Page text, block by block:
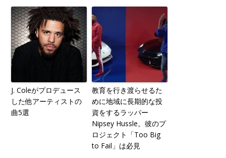
J. Coleがプロデュース
した他アーティストの
曲5選
教育を行き渡らせるた
めに地域に長期的な投
資をするラッパー
Nipsey Hussle。彼のプ
ロジェクト「Too Big
to Fail」は必見